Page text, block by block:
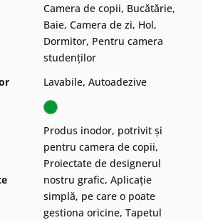
Camera de copii, Bucătărie,
Baie, Camera de zi, Hol,
Dormitor, Pentru camera
studenților
Lavabile, Autoadezive
Produs inodor, potrivit și
pentru camera de copii,
Proiectate de designerul
nostru grafic, Aplicație
simplă, pe care o poate
gestiona oricine, Tapetul